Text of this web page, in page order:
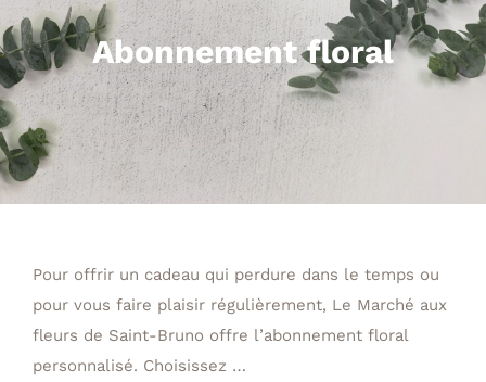
Abonnement floral
Pour offrir un cadeau qui perdure dans le temps ou
pour vous faire plaisir régulièrement, Le Marché aux
fleurs de Saint-Bruno offre l’abonnement floral
personnalisé. Choisissez …